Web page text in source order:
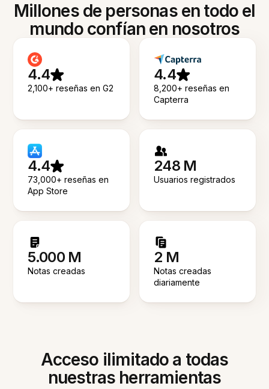
Millones de personas en todo el
mundo confían en nosotros
4.4
2,100+ reseñas en G2
4.4
8,200+ reseñas en
Capterra
4.4
73,000+ reseñas en
App Store
248 M
Usuarios registrados
5.000 M
Notas creadas
2 M
Notas creadas
diariamente
Acceso ilimitado a todas
nuestras herramientas